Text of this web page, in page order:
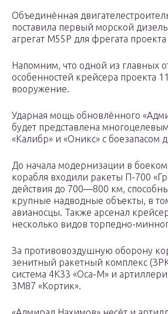
Объединённая
поставила первый морской
агрегат М55Р для фрегата
Напомним, что одной из главных
особенностей крейсера проекта
вооружение.
Ударная мощь обновлённого
будет представлена
«Калибр» и «Оникс» с боезапасом
До начала модернизации в
корабля входили ракеты П-700
действия до 700—800 км,
крупные надводные объекты, в
авианосцы. Также арсенал
несколько видов торпедно-
За противовоздушную оборону
зенитный ракетный комплекс
система 4К33 «Оса-М» и
3М87 «Кортик».